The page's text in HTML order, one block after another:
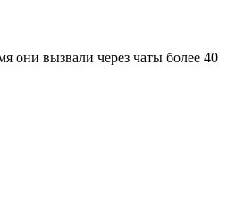
они вызвали через чаты более 40